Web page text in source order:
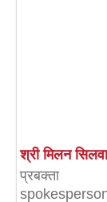
श्री मिलन
प्रबक्ता